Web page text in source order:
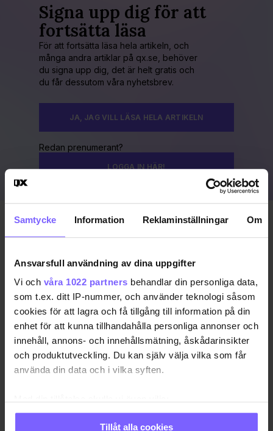
Samtycke Information Reklaminställningar Om
Ansvarsfull användning av dina uppgifter
Vi och våra 1022 partners behandlar din personliga data,
som t.ex. ditt IP-nummer, och använder teknologi såsom
cookies för att lagra och få tillgång till information på din
enhet för att kunna tillhandahålla personliga annonser och
innehåll, annons- och innehållsmätning, åskådarinsikter
och produktutveckling. Du kan själv välja vilka som får
använda din data och i vilka syften.
Samla in information om din geografiska plats
Tillåt alla cookies
Signa upp dig för att
fortsätta läsa
För att fortsätta läsa hela artikeln, och
många andra artiklar på qx.se, behöver
du signa upp dig, det är helt gratis och
du får dessutom våra nyhetsbrev.
JA, JAG VILL LÄSA HELA ARTIKELN
Redan prenumerant?
LOGGA IN HÄR!
Uppdaterad 2024-03-15
KÖPENHAMN PRIDE PRIDE 2023
DELA DEN HÄR ARTIKELN